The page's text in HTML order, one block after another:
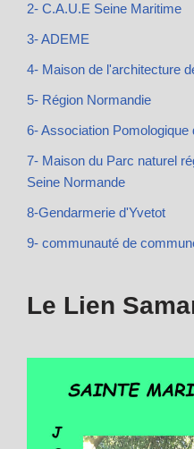
2- C.A.U.E Seine Maritime
3- ADEME
4- Maison de l'architecture
5- Région Normandie
6- Association
7- Maison du Parc naturel
Seine Normande
8-Gendarmerie d'Yvetot
9- communauté de
Le Lien